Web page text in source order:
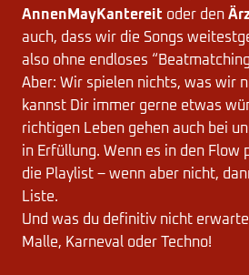
AnnenMayKantereit oder den
auch, dass wir die Songs
also ohne endloses
Aber: Wir spielen nichts, was wir
kannst Dir immer gerne etwas
richtigen Leben gehen auch bei
in Erfüllung. Wenn es in den Flow
die Playlist – wenn aber nicht,
Liste.
Und was du definitiv nicht
Malle, Karneval oder Techno!